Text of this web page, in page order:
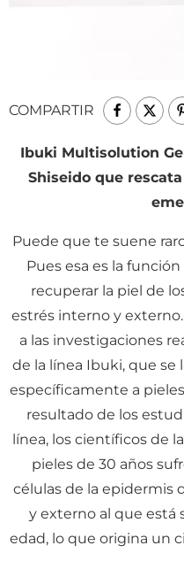
COMPARTIR
Ibuki Multisolution
Shiseido que
Puede que te suene
Pues esa es la
recuperar la piel de
estrés interno y
a las investigaciones
de la línea Ibuki, que se
específicamente a
resultado de los
línea, los científicos de
pieles de 30 años
células de la epidermis
y externo al que está
edad, lo que origina un